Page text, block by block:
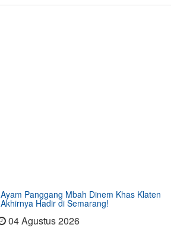
Ayam Panggang Mbah Dinem Khas Klaten
Akhirnya Hadir di Semarang!
04 Agustus 2026